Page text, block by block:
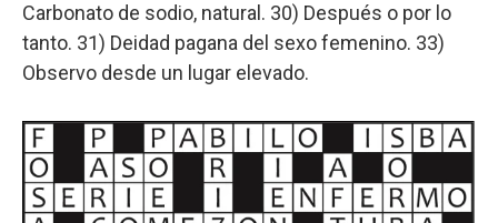
Carbonato de sodio, natural. 30) Después o por lo
tanto. 31) Deidad pagana del sexo femenino. 33)
Observo desde un lugar elevado.